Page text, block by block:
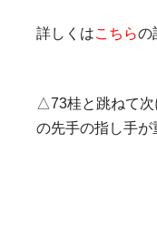
詳しくはこちらの
△73桂と跳ねて
の先手の指し手が